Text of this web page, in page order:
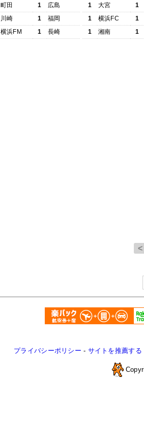
町田 1
広島
川崎 1
福岡
横浜FM 1 長崎
1
大宮
1
1
横浜FC
1
1
湘南 1
プライバシーポリシー - サイトを推薦する